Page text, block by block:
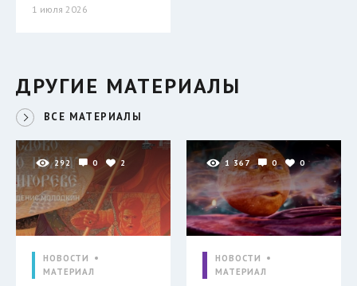
1 июля 2026
ДРУГИЕ МАТЕРИАЛЫ
ВСЕ МАТЕРИАЛЫ
292 0 2
НОВОСТИ
МАТЕРИАЛ
1 367 0 0
НОВОСТИ
МАТЕРИАЛ